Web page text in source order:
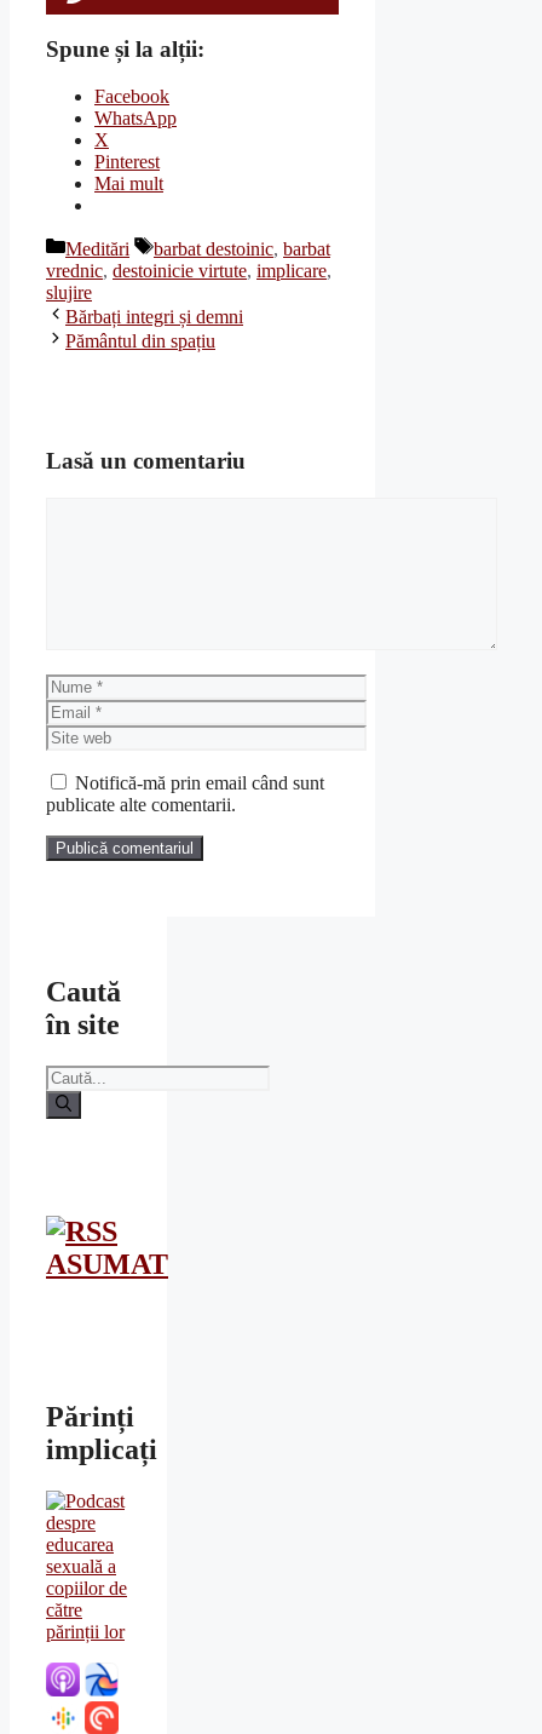
Spune și la alții:
Facebook
WhatsApp
X
Pinterest
Mai mult
Categorii
Meditări Etichete
barbat destoinic, barbat
vrednic, destoinicie virtute, implicare,
slujire
Bărbați integri și demni
Pământul din spațiu
Lasă un comentariu
Nume
Email
Site
web
Notifică-mă prin email când sunt
publicate alte comentarii.
Caută
în site
Caută
după:
ASUMAT
Părinți
implicați